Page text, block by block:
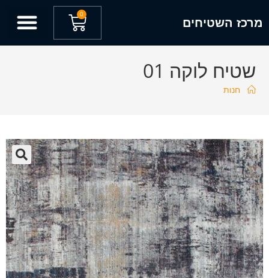
מרכז השטיחים
0
שטיח לוקה 01
חנות
🔍